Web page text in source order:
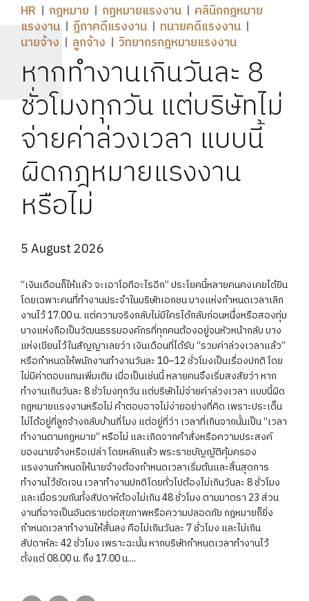
HR กฎหมาย กฏหมายแรงงาน
คลินิกกฎหมาย
แรงงาน
ฎีกาคดีแรงงาน
ทนายคดีแรงงาน
นายจ้าง
ลูกจ้าง วิทยากรกฎหมายแรงงาน
หากทำงานเกินวันละ 8
ชั่วโมงทุกวัน แต่บริษัทไม่
จ่ายค่าล่วงเวลา แบบนี้
ผิดกฎหมายแรงงาน
หรือไม่
5 August 2026
“เงินเดือนก็ให้แล้ว จะเอาโอทีอะไรอีก” ประโยคนี้หลายคนคงเคยได้ยิน
โดยเฉพาะคนที่ทำงานประจำในบริษัทเอกชน บางแห่งกำหนดเวลาเลิก
งานไว้ 17.00 น. แต่ความจริงกลับไม่มีใครได้กลับก่อนหนึ่งหรือสองทุ่ม
บางแห่งถือเป็นวัฒนธรรมองค์กรที่ทุกคนต้องอยู่จนหัวหน้ากลับ บาง
แห่งเขียนไว้ในสัญญาเลยว่า เงินเดือนที่ได้รับ “รวมค่าล่วงเวลาแล้ว”
หรือกำหนดให้พนักงานทำงานวันละ 10–12 ชั่วโมงเป็นเรื่องปกติ โดย
ไม่มีค่าตอบแทนเพิ่มเติม เมื่อเป็นเช่นนี้ หลายคนจึงเริ่มสงสัยว่า หาก
ทำงานเกินวันละ 8 ชั่วโมงทุกวัน แต่บริษัทไม่จ่ายค่าล่วงเวลา แบบนี้ผิด
กฎหมายแรงงานหรือไม่ คำตอบอาจไม่ง่ายอย่างที่คิด เพราะประเด็น
ไม่ได้อยู่ที่ลูกจ้างกลับบ้านกี่โมง แต่อยู่ที่ว่า เวลาที่เกินจากนั้นเป็น “เวลา
ทำงานตามกฎหมาย” หรือไม่ และเกิดจากคำสั่งหรือความประสงค์
ของนายจ้างหรือเปล่า โดยหลักแล้ว พระราชบัญญัติคุ้มครอง
แรงงานกำหนดให้นายจ้างต้องกำหนดเวลาเริ่มต้นและสิ้นสุดการ
ทำงานไว้ชัดเจน เวลาทำงานปกติโดยทั่วไปต้องไม่เกินวันละ 8 ชั่วโมง
และเมื่อรวมกันทั้งสัปดาห์ต้องไม่เกิน 48 ชั่วโมง ตามมาตรา 23 ส่วน
งานที่อาจเป็นอันตรายต่อสุขภาพหรือความปลอดภัย กฎหมายก็ยิ่ง
กำหนดเวลาทำงานให้สั้นลง คือไม่เกินวันละ 7 ชั่วโมง และไม่เกิน
สัปดาห์ละ 42 ชั่วโมง เพราะฉะนั้น หากบริษัทกำหนดเวลาทำงานไว้
ตั้งแต่ 08.00 น. ถึง 17.00 น....